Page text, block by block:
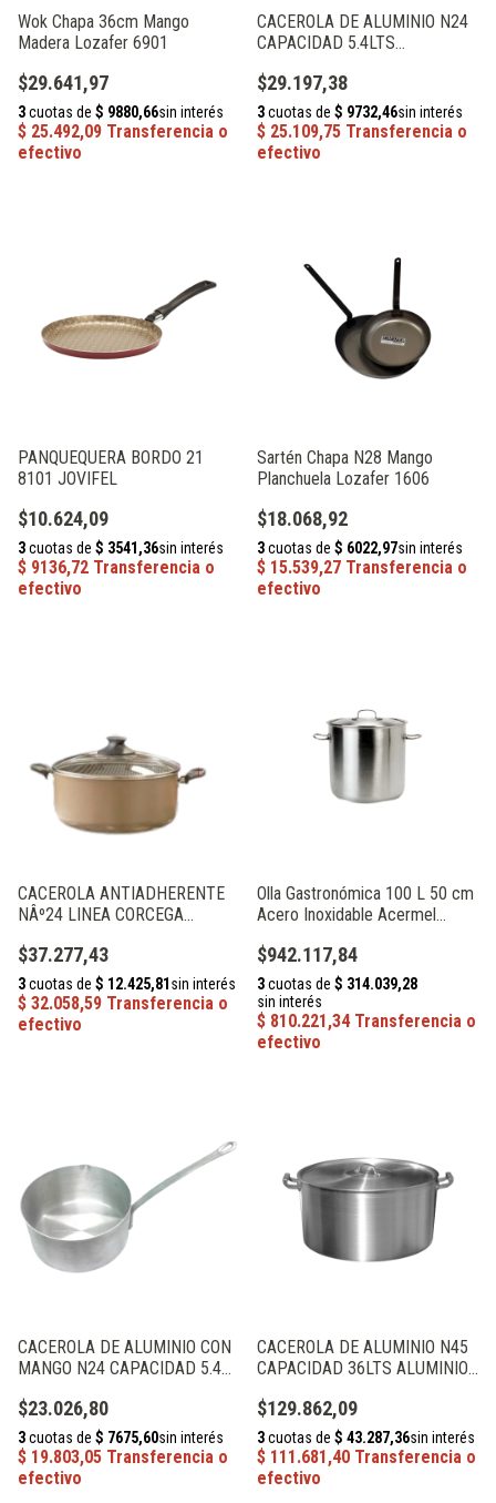
Wok Chapa 36cm Mango
Madera Lozafer 6901
$29.641,97
CACEROLA DE ALUMINIO N24
CAPACIDAD 5.4LTS
$29.197,38
PANQUEQUERA BORDO 21
8101 JOVIFEL
$10.624,09
Sartén Chapa N28 Mango
Planchuela Lozafer 1606
$18.068,92
CACEROLA ANTIADHERENTE
NÂº24 LINEA CORCEGA
$37.277,43
Olla Gastronómica 100 L 50 cm
Acero Inoxidable Acermel
$942.117,84
CACEROLA DE ALUMINIO CON
MANGO N24 CAPACIDAD 5.4
$23.026,80
CACEROLA DE ALUMINIO N45
CAPACIDAD 36LTS ALUMINIOS
$129.862,09